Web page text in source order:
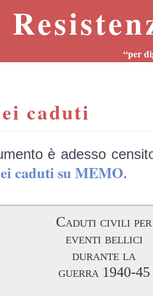
“per
caduti
è adesso
caduti su MEMO.
Caduti civili per
eventi bellici
durante la
guerra 1940-45